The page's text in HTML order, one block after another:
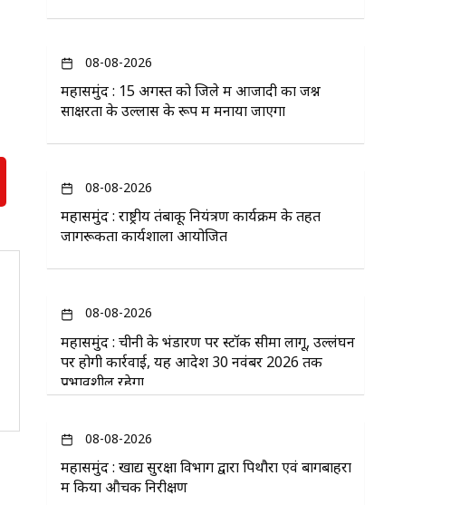
08-08-2026
महासमुंद : 15 अगस्त को जिले में आजादी का जश्न
साक्षरता के उल्लास के रूप में मनाया जाएगा
08-08-2026
महासमुंद : राष्ट्रीय तंबाकू नियंत्रण कार्यक्रम के तहत
जागरूकता कार्यशाला आयोजित
08-08-2026
महासमुंद : चीनी के भंडारण पर स्टॉक सीमा लागू, उल्लंघन
पर होगी कार्रवाई, यह आदेश 30 नवंबर 2026 तक
प्रभावशील रहेगा
08-08-2026
महासमुंद : खाद्य सुरक्षा विभाग द्वारा पिथौरा एवं बागबाहरा
में किया औचक निरीक्षण